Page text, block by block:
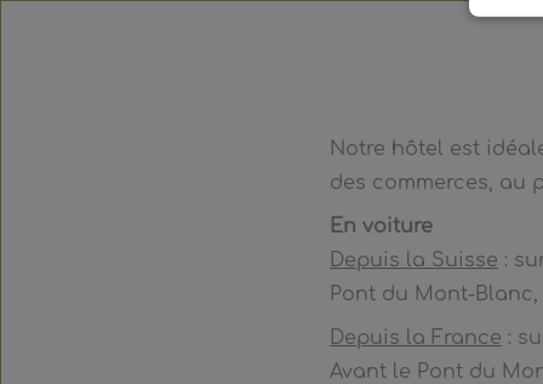
Notre hôtel est
des commerces, au
En voiture
Depuis la Suisse :
Pont du Mont-
Depuis la France :
Avant le Pont du